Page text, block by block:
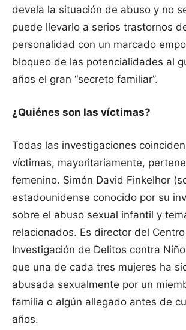
devela la situación de abuso y no
puede llevarlo a serios trastornos
personalidad con un marcado
bloqueo de las potencialidades al
años el gran “secreto familiar”.
¿Quiénes son las víctimas?
Todas las investigaciones
víctimas, mayoritariamente,
femenino. Simón David Finkelhor
estadounidense conocido por su
sobre el abuso sexual infantil y
relacionados. Es director del
Investigación de Delitos contra
que una de cada tres mujeres ha
abusada sexualmente por un
familia o algún allegado antes de
años.